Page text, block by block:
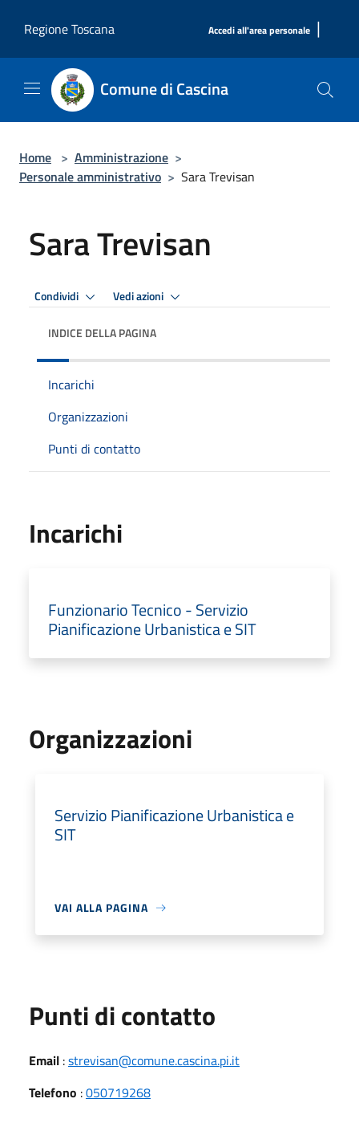
Regione Toscana
Accedi all'area personale |
Comune di Cascina
Home > Amministrazione >
Personale amministrativo > Sara Trevisan
Sara Trevisan
Condividi Vedi azioni
INDICE DELLA PAGINA
Incarichi
Organizzazioni
Punti di contatto
Incarichi
Funzionario Tecnico - Servizio
Pianificazione Urbanistica e SIT
Organizzazioni
Servizio Pianificazione Urbanistica e
SIT
VAI ALLA PAGINA
Punti di contatto
Email :strevisan@comune.cascina.pi.it
Telefono :050719268